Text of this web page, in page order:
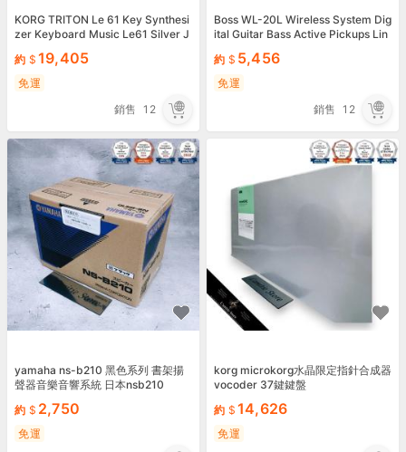
KORG TRITON Le 61 Key Synthesi
zer Keyboard Music Le61 Silver J
約 19,405
免運
銷售 12
Boss WL-20L Wireless System Dig
ital Guitar Bass Active Pickups Lin
約 5,456
免運
銷售 12
yamaha ns-b210 黑色系列 書架揚
聲器音樂音響系統 日本nsb210
約
2,750
免運
korg microkorg水晶限定指針合成器
vocoder 37鍵鍵盤
約
14,626
免運